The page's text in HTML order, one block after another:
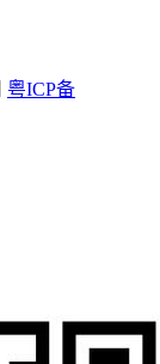
粤ICP备